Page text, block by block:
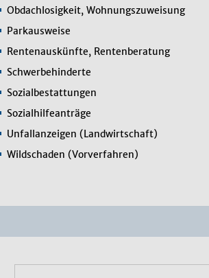
Obdachlosigkeit, Wohnungszuweisung
Parkausweise
Rentenauskünfte, Rentenberatung
Schwerbehinderte
Sozialbestattungen
Sozialhilfeanträge
Unfallanzeigen (Landwirtschaft)
Wildschaden (Vorverfahren)